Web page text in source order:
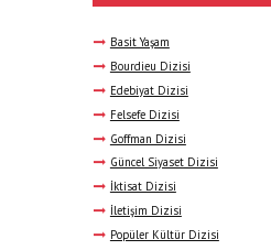
Basit Yaşam
Bourdieu Dizisi
Edebiyat Dizisi
Felsefe Dizisi
Goffman Dizisi
Güncel Siyaset Dizisi
İktisat Dizisi
İletişim Dizisi
Popüler Kültür Dizisi